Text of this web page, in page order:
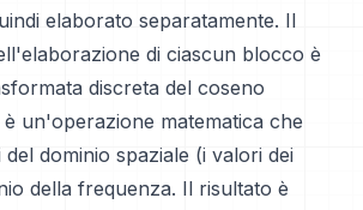
elaborato separatamente. Il
di ciascun blocco è
discreta del coseno
è un'operazione matematica che
dominio spaziale (i valori dei
della frequenza. Il risultato è